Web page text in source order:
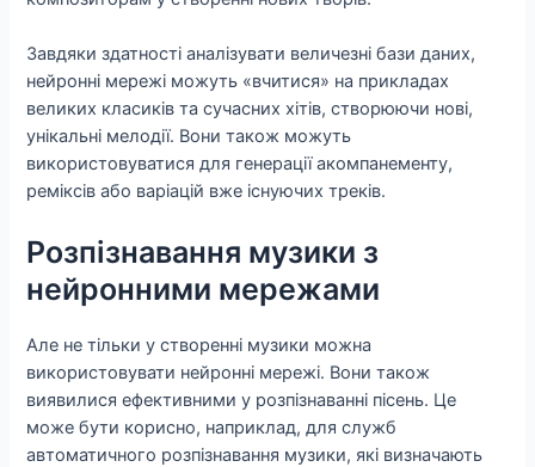
Завдяки здатності аналізувати величезні бази даних,
нейронні мережі можуть «вчитися» на прикладах
великих класиків та сучасних хітів, створюючи нові,
унікальні мелодії. Вони також можуть
використовуватися для генерації акомпанементу,
реміксів або варіацій вже існуючих треків.
Розпізнавання музики з
нейронними мережами
Але не тільки у створенні музики можна
використовувати нейронні мережі. Вони також
виявилися ефективними у розпізнаванні пісень. Це
може бути корисно, наприклад, для служб
автоматичного розпізнавання музики, які визначають